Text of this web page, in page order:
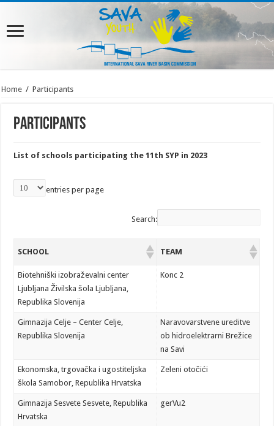
Home / Participants
Participants
List of schools participating the 11th SYP in 2023
entries per page
Search:
SCHOOL TEAM
Biotehniški izobraževalni center
Ljubljana Živilska šola Ljubljana,
Republika Slovenija
Konc 2
Gimnazija Celje – Center Celje,
Republika Slovenija
Naravovarstvene ureditve
ob hidroelektrarni Brežice
na Savi
Ekonomska, trgovačka i ugostiteljska
škola Samobor, Republika Hrvatska
Zeleni otočići
Gimnazija Sesvete Sesvete, Republika
Hrvatska
gerVu2